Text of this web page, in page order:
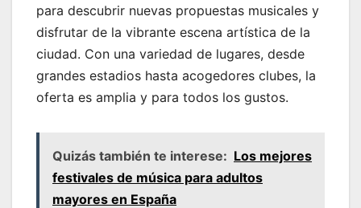
para descubrir nuevas propuestas musicales y
disfrutar de la vibrante escena artística de la
ciudad. Con una variedad de lugares, desde
grandes estadios hasta acogedores clubes, la
oferta es amplia y para todos los gustos.
Quizás también te interese: Los mejores
festivales de música para adultos
mayores en España